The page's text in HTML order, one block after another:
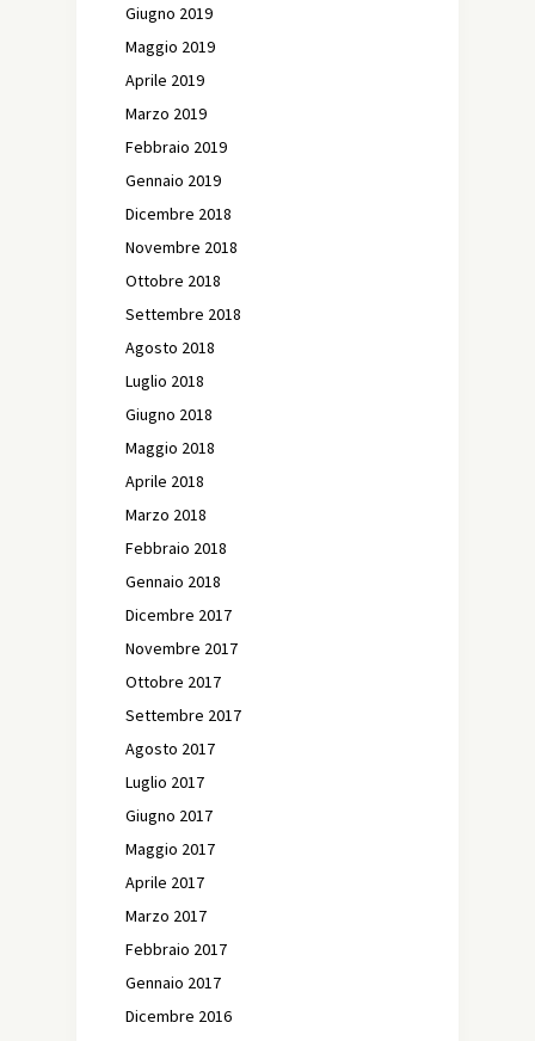
Giugno 2019
Maggio 2019
Aprile 2019
Marzo 2019
Febbraio 2019
Gennaio 2019
Dicembre 2018
Novembre 2018
Ottobre 2018
Settembre 2018
Agosto 2018
Luglio 2018
Giugno 2018
Maggio 2018
Aprile 2018
Marzo 2018
Febbraio 2018
Gennaio 2018
Dicembre 2017
Novembre 2017
Ottobre 2017
Settembre 2017
Agosto 2017
Luglio 2017
Giugno 2017
Maggio 2017
Aprile 2017
Marzo 2017
Febbraio 2017
Gennaio 2017
Dicembre 2016